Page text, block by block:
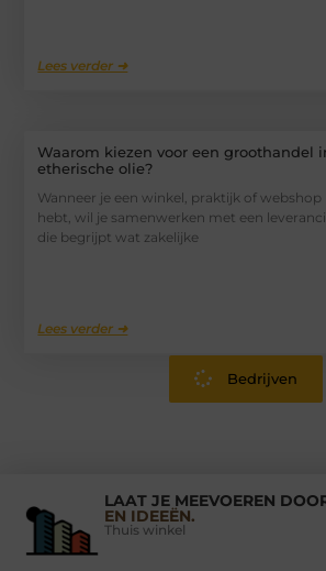
Lees verder ➜
Waarom kiezen voor een groothandel
etherische olie?
Wanneer je een winkel, praktijk of webshop
hebt, wil je samenwerken met een
die begrijpt wat zakelijke
Lees verder ➜
Bedrijven
LAAT JE MEEVOEREN
EN IDEEËN.
Thuis winkel